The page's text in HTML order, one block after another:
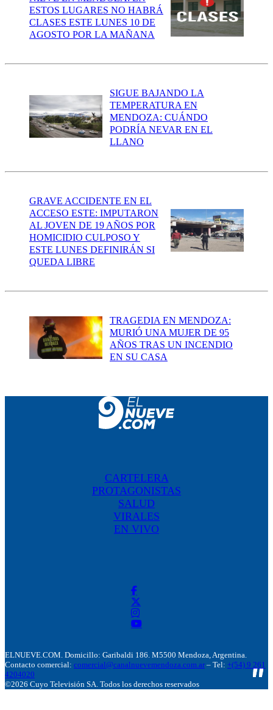
ESTOS LUGARES NO HABRÁ
CLASES ESTE LUNES 10 DE
AGOSTO POR LA MAÑANA
SIGUE BAJANDO LA
TEMPERATURA EN
MENDOZA: CUÁNDO
PODRÍA NEVAR EN EL
LLANO
GRAVE ACCIDENTE EN EL
ACCESO ESTE: IMPUTARON
AL JOVEN DE 19 AÑOS POR
HOMICIDIO CULPOSO Y
ESTE LUNES DEFINIRÁN SI
QUEDA LIBRE
TRAGEDIA EN MENDOZA:
MURIÓ UNA MUJER DE 95
AÑOS TRAS UN INCENDIO
EN SU CASA
CARTELERA
PROTAGONISTAS
SALUD
VIRALES
EN VIVO
ELNUEVE.COM. Domicillo: Garibaldi 186. M5500 Mendoza, Argentina.
Contacto comercial: comercial@canalnuevemendoza.com.ar – Tel: +(54) 9 261
4204020
©2026 Cuyo Televisión SA. Todos los derechos reservados